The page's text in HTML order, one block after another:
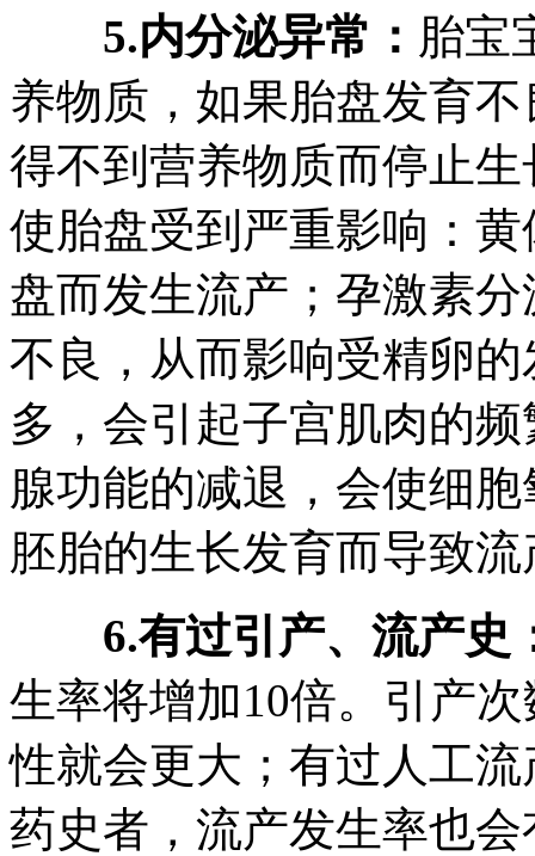
5.内分泌异常： 胎宝
养物质，如果胎盘发育
得不到营养物质而停止
使胎盘受到严重影响：
盘而发生流产；孕激素
不良，从而影响受精卵
多，会引起子宫肌肉的
腺功能的减退，会使细
胚胎的生长发育而导致流
6.有过引产、流产史
生率将增加10倍。引产
性就会更大；有过人工
药史者，流产发生率也